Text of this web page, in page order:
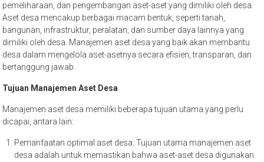
pemeliharaan, dan pengembangan aset-aset yang dimiliki oleh desa.
Aset desa mencakup berbagai macam bentuk, seperti tanah,
bangunan, infrastruktur, peralatan, dan sumber daya lainnya yang
dimiliki oleh desa. Manajemen aset desa yang baik akan membantu
desa dalam mengelola aset-asetnya secara efisien, transparan, dan
bertanggung jawab.
Tujuan Manajemen Aset Desa
Manajemen aset desa memiliki beberapa tujuan utama yang perlu
dicapai, antara lain:
Pemanfaatan optimal aset desa: Tujuan utama manajemen aset
desa adalah untuk memastikan bahwa aset-aset desa digunakan